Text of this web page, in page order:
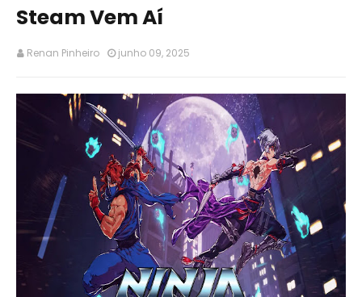
Steam Vem Aí
Renan Pinheiro junho 09, 2025